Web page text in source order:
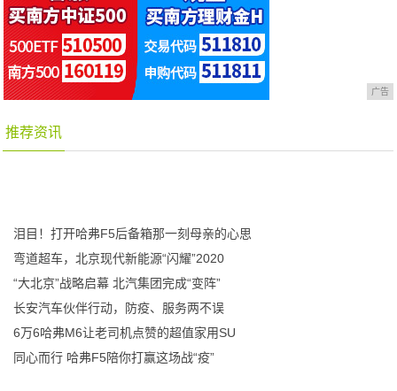
广告
推荐资讯
泪目！打开哈弗F5后备箱那一刻母亲的心思
弯道超车，北京现代新能源“闪耀”2020
“大北京”战略启幕 北汽集团完成“变阵”
长安汽车伙伴行动，防疫、服务两不误
6万6哈弗M6让老司机点赞的超值家用SU
同心而行 哈弗F5陪你打赢这场战“疫”